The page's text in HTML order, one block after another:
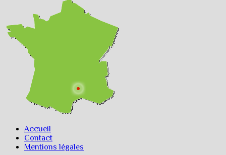
Accueil
Contact
Mentions légales